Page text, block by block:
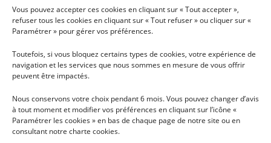
Vous pouvez accepter ces cookies en cliquant sur « Tout accepter »,
refuser tous les cookies en cliquant sur « Tout refuser » ou cliquer sur «
Paramétrer » pour gérer vos préférences.
Toutefois, si vous bloquez certains types de cookies, votre expérience de
navigation et les services que nous sommes en mesure de vous offrir
peuvent être impactés.
Nous conservons votre choix pendant 6 mois. Vous pouvez changer d’avis
à tout moment et modifier vos préférences en cliquant sur l’icône «
Paramétrer les cookies » en bas de chaque page de notre site ou en
consultant notre charte cookies.
BROCHURE
CONDITIONS GÉNÉRALES
D'UTILISATION
PRÉSENTATION
RECHERCHE
NOUS CONTACTER
INSCRIPTION À LA NEWSLETTER MENSUELLE